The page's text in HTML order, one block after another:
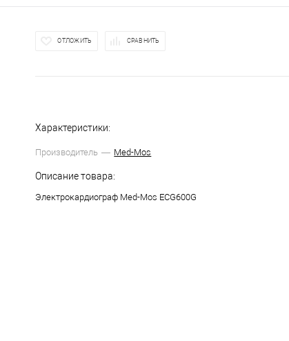
ОТЛОЖИТЬ СРАВНИТЬ
Характеристики:
Производитель Med-Mos
Описание товара:
Электрокардиограф Med-Mos ECG600G